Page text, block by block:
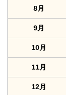
8月
9月
10月
11月
12月